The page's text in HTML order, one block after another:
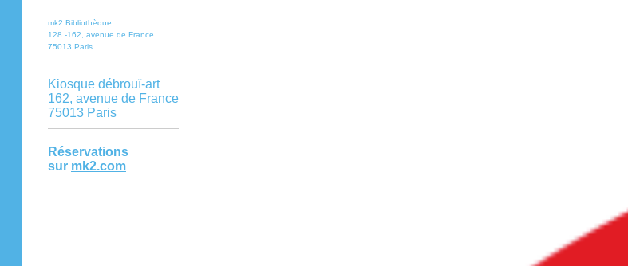
mk2 Bibliothèque
128 -162, avenue de France
75013 Paris
Kiosque débrouï-art
162, avenue de France
75013 Paris
Réservations
sur mk2.com